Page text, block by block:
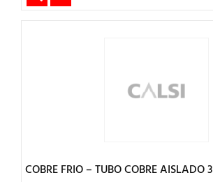
COBRE FRIO – TUBO COBRE AISLADO